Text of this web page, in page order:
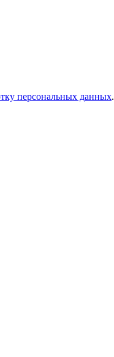
персональных данных.